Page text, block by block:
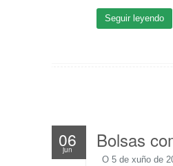
Seguir leyendo
06
jun Bolsas
O 5 de xuño de